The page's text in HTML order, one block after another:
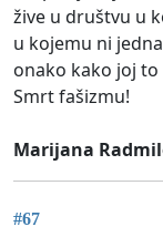
žive u društvu u
u kojemu ni
onako kako joj
Smrt fašizmu!
Marijana
#67